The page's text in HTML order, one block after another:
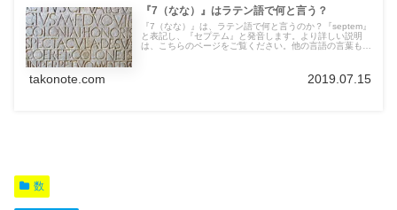
『7（なな）』はラテン語で何と言う？
『7（なな）』は、ラテン語で何と言うのか？『septem』
と表記し、『セプテム』と発音します。より詳しい説明
は、こちらのページをご覧ください。他の言語の言葉も紹
takonote.com 2019.07.15
数